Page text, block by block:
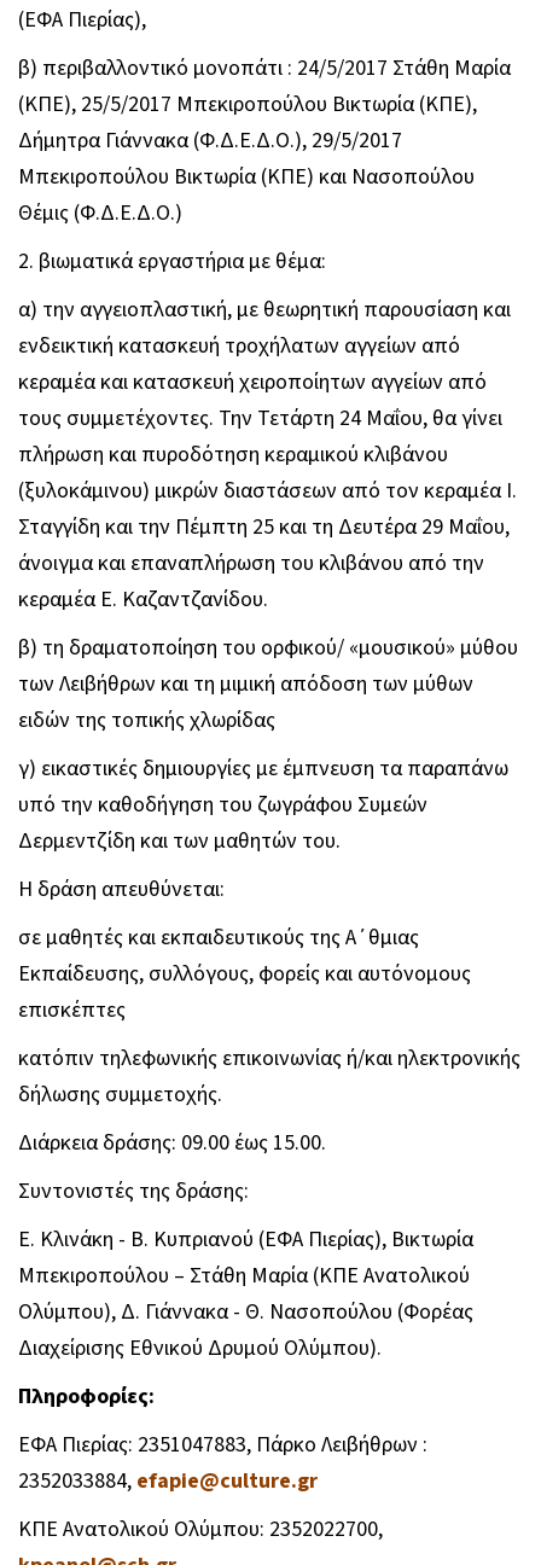
(ΕΦΑ Πιερίας),
β) περιβαλλοντικό μονοπάτι : 24/5/2017 Στάθη Μαρία
(ΚΠΕ), 25/5/2017 Μπεκιροπούλου Βικτωρία (ΚΠΕ),
Δήμητρα Γιάννακα (Φ.Δ.Ε.Δ.Ο.), 29/5/2017
Μπεκιροπούλου Βικτωρία (ΚΠΕ) και Νασοπούλου
Θέμις (Φ.Δ.Ε.Δ.Ο.)
2. βιωματικά εργαστήρια με θέμα:
α) την αγγειοπλαστική, με θεωρητική παρουσίαση και
ενδεικτική κατασκευή τροχήλατων αγγείων από
κεραμέα και κατασκευή χειροποίητων αγγείων από
τους συμμετέχοντες. Την Τετάρτη 24 Μαΐου, θα γίνει
πλήρωση και πυροδότηση κεραμικού κλιβάνου
(ξυλοκάμινου) μικρών διαστάσεων από τον κεραμέα Ι.
Σταγγίδη και την Πέμπτη 25 και τη Δευτέρα 29 Μαΐου,
άνοιγμα και επαναπλήρωση του κλιβάνου από την
κεραμέα Ε. Καζαντζανίδου.
β) τη δραματοποίηση του ορφικού/ «μουσικού» μύθου
των Λειβήθρων και τη μιμική απόδοση των μύθων
ειδών της τοπικής χλωρίδας
γ) εικαστικές δημιουργίες με έμπνευση τα παραπάνω
υπό την καθοδήγηση του ζωγράφου Συμεών
Δερμεντζίδη και των μαθητών του.
Η δράση απευθύνεται:
σε μαθητές και εκπαιδευτικούς της Α΄θμιας
Εκπαίδευσης, συλλόγους, φορείς και αυτόνομους
επισκέπτες
κατόπιν τηλεφωνικής επικοινωνίας ή/και ηλεκτρονικής
δήλωσης συμμετοχής.
Διάρκεια δράσης: 09.00 έως 15.00.
Συντονιστές της δράσης:
Ε. Κλινάκη - Β. Κυπριανού (ΕΦΑ Πιερίας), Βικτωρία
Μπεκιροπούλου – Στάθη Μαρία (ΚΠΕ Ανατολικού
Ολύμπου), Δ. Γιάννακα - Θ. Νασοπούλου (Φορέας
Διαχείρισης Εθνικού Δρυμού Ολύμπου).
Πληροφορίες:
ΕΦΑ Πιερίας: 2351047883, Πάρκο Λειβήθρων :
2352033884, efapie@culture.gr
ΚΠΕ Ανατολικού Ολύμπου: 2352022700,